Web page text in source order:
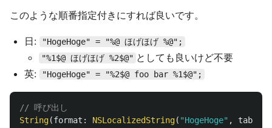
このような順番指定付きにすれば良いです。
日:
"HogeHoge" = "%@ ほげほげ %@";
"%1$@ ほげほげ %2$@" としても良いけど不要
英:
"HogeHoge" = "%2$@ foo bar %1$@";
// 呼び出し
String(format : NSLocalizedString( "HogeHoge" ,